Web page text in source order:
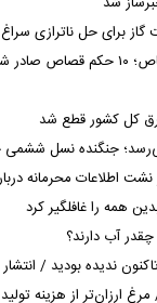
برای حل ناترازی
کلثوم اکبری در آستانه قصاص؛ ۱۰
کل کشور قطع شد
اطلاعات محرمانه
همه را غافلگیر کرد
آب دارند؟
ندیده بودید /
ارزان‌تر از هزینه